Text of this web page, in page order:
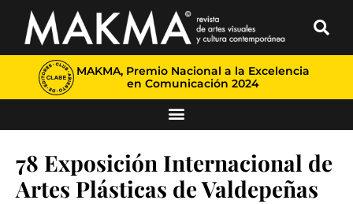
MAKMA, Premio Nacional a la Excelencia
en Comunicación 2024
78 Exposición Internacional de
Artes Plásticas de Valdepeñas